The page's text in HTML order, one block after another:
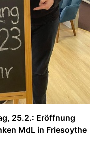
25.2.: Eröffnung
MdL in Friesoythe